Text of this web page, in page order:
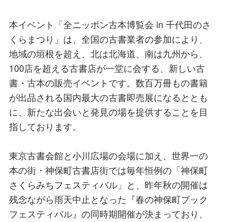
本イベント「全ニッポン古本博覧会 in 千代田のさ
くらまつり」は、全国の古書業者の参加により、
地域の垣根を超え、北は北海道、南は九州から、
100店を超える古書店が一堂に会する、新しい古
書・古本の販売イベントです。数百万冊もの書籍
が出品される国内最大の古書即売展になるととも
に、新たな出会いと発見の場を提供することを目
指しております。
東京古書会館と小川広場の会場に加え、世界一の
本の街・神保町古書店街では毎年恒例の「神保町
さくらみちフェスティバル」と、昨年秋の開催は
残念ながら雨天中止となった『春の神保町ブック
フェスティバル』の同時期開催が決まっており、